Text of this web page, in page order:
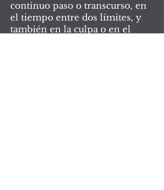
continuo paso o transcurso, en
el tiempo entre dos límites, y
también en la culpa o en el